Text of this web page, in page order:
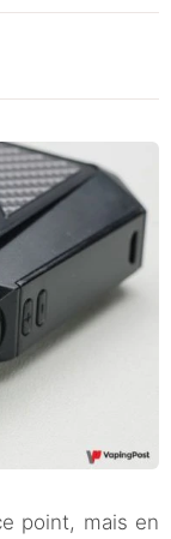
point, mais en